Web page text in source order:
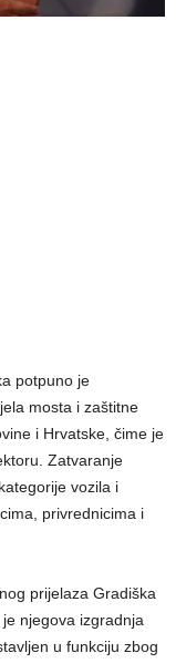
potpuno je
mosta i zaštitne
i Hrvatske, čime je
Zatvaranje
vozila i
privrednicima i
prijelaza Gradiška
njegova izgradnja
u funkciju zbog